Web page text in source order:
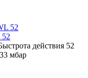
действия 52
мбар